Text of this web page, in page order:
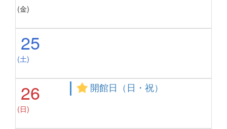
(金)
25
(土)
26
(日)
開館日（日・祝）